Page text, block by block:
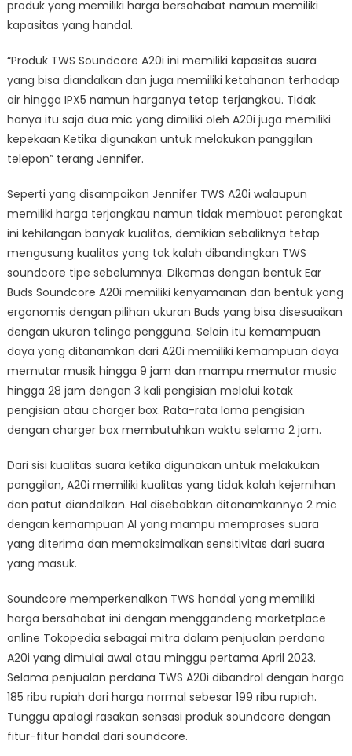
produk yang memiliki harga bersahabat namun memiliki
kapasitas yang handal.
“Produk TWS Soundcore A20i ini memiliki kapasitas suara
yang bisa diandalkan dan juga memiliki ketahanan terhadap
air hingga IPX5 namun harganya tetap terjangkau. Tidak
hanya itu saja dua mic yang dimiliki oleh A20i juga memiliki
kepekaan Ketika digunakan untuk melakukan panggilan
telepon” terang Jennifer.
Seperti yang disampaikan Jennifer TWS A20i walaupun
memiliki harga terjangkau namun tidak membuat perangkat
ini kehilangan banyak kualitas, demikian sebaliknya tetap
mengusung kualitas yang tak kalah dibandingkan TWS
soundcore tipe sebelumnya. Dikemas dengan bentuk Ear
Buds Soundcore A20i memiliki kenyamanan dan bentuk yang
ergonomis dengan pilihan ukuran Buds yang bisa disesuaikan
dengan ukuran telinga pengguna. Selain itu kemampuan
daya yang ditanamkan dari A20i memiliki kemampuan daya
memutar musik hingga 9 jam dan mampu memutar music
hingga 28 jam dengan 3 kali pengisian melalui kotak
pengisian atau charger box. Rata-rata lama pengisian
dengan charger box membutuhkan waktu selama 2 jam.
Dari sisi kualitas suara ketika digunakan untuk melakukan
panggilan, A20i memiliki kualitas yang tidak kalah kejernihan
dan patut diandalkan. Hal disebabkan ditanamkannya 2 mic
dengan kemampuan AI yang mampu memproses suara
yang diterima dan memaksimalkan sensitivitas dari suara
yang masuk.
Soundcore memperkenalkan TWS handal yang memiliki
harga bersahabat ini dengan menggandeng marketplace
online Tokopedia sebagai mitra dalam penjualan perdana
A20i yang dimulai awal atau minggu pertama April 2023.
Selama penjualan perdana TWS A20i dibandrol dengan harga
185 ribu rupiah dari harga normal sebesar 199 ribu rupiah.
Tunggu apalagi rasakan sensasi produk soundcore dengan
fitur-fitur handal dari soundcore.